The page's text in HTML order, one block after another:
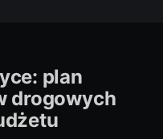
plan
drogowych